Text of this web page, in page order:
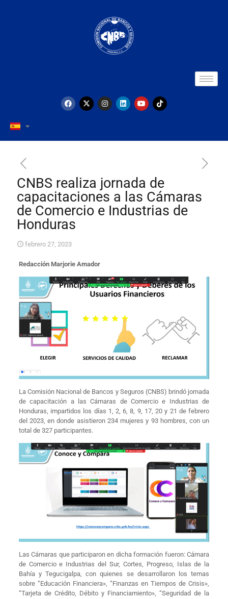
CNBS realiza jornada de
capacitaciones a las Cámaras
de Comercio e Industrias de
Honduras
febrero 27, 2023
Redacción Marjorie Amador
La Comisión Nacional de Bancos y Seguros (CNBS) brindó jornada
de capacitación a las Cámaras de Comercio e Industrias de
Honduras, impartidos los días 1, 2, 6, 8, 9, 17, 20 y 21 de febrero
del 2023, en donde asistieron 234 mujeres y 93 hombres, con un
total de 327 participantes.
Las Cámaras que participaron en dicha formación fueron: Cámara
de Comercio e Industrias del Sur, Cortes, Progreso, Islas de la
Bahía y Tegucigalpa, con quienes se desarrollaron los temas
sobre “Educación Financiera», “Finanzas en Tiempos de Crisis»,
“Tarjeta de Crédito, Débito y Financiamiento», “Seguridad de la